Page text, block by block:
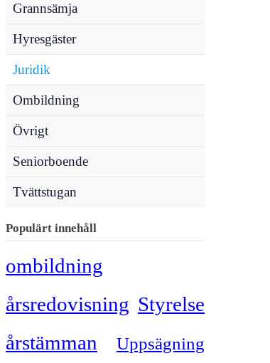
Grannsämja
Hyresgäster
Juridik
Ombildning
Övrigt
Seniorboende
Tvättstugan
Populärt innehåll
ombildning
årsredovisning Styrelse
årstämman
Uppsägning